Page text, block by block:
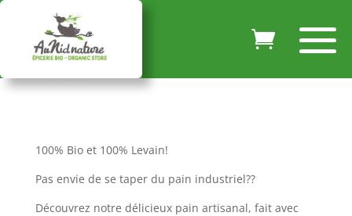
100% Bio et 100% Levain!
Pas envie de se taper du pain industriel??
Découvrez notre délicieux pain artisanal, fait avec